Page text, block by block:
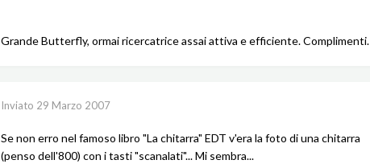
Grande Butterfly, ormai ricercatrice assai attiva e efficiente. Complimenti.
Inviato 29 Marzo 2007
Se non erro nel famoso libro "La chitarra" EDT v'era la foto di una chitarra
(penso dell'800) con i tasti "scanalati"... Mi sembra...